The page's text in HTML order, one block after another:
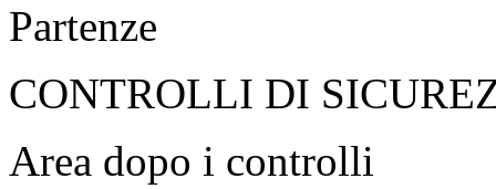
Partenze
CONTROLLI DI
Area dopo i controlli